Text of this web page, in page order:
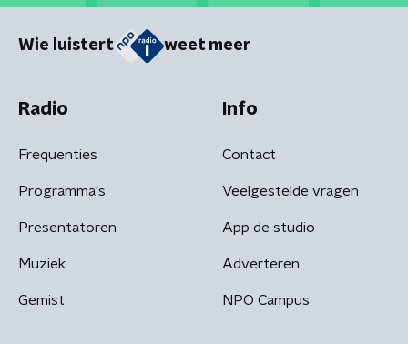
Wie luistert weet meer
Radio
Frequenties
Programma's
Presentatoren
Muziek
Gemist
Info
Contact
Veelgestelde vragen
App de studio
Adverteren
NPO Campus